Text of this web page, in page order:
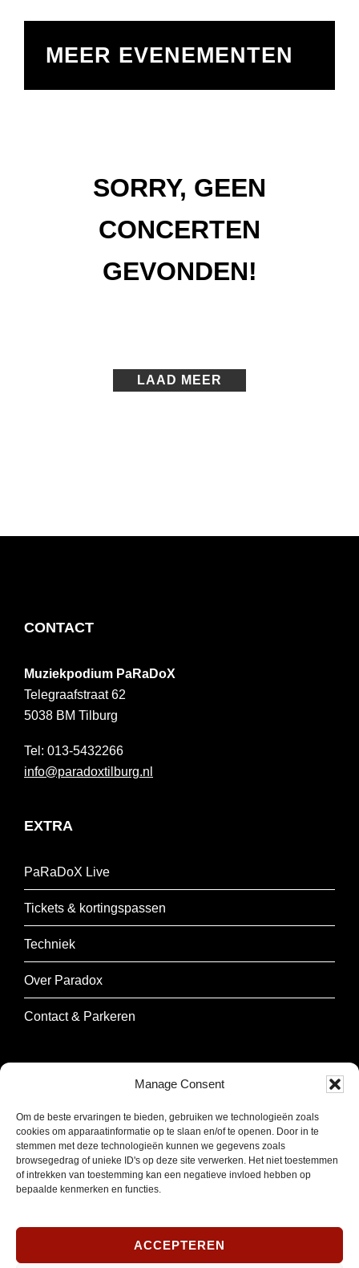
Manage Consent
Om de beste ervaringen te bieden, gebruiken we technologieën zoals
cookies om apparaatinformatie op te slaan en/of te openen. Door in te
stemmen met deze technologieën kunnen we gegevens zoals
browsegedrag of unieke ID's op deze site verwerken. Het niet toestemmen
of intrekken van toestemming kan een negatieve invloed hebben op
bepaalde kenmerken en functies.
ACCEPTEREN
MEER EVENEMENTEN
SORRY, GEEN
CONCERTEN
GEVONDEN!
LAAD MEER
FOOTER
CONTACT
Muziekpodium PaRaDoX
Telegraafstraat 62
5038 BM Tilburg
013-5432266
info@paradoxtilburg.nl
EXTRA
PaRaDoX Live
Tickets & kortingspassen
Techniek
Over Paradox
Contact & Parkeren
Schrijf je in om onze nieuwsbrief te ontvangen.
E-
mailadres
*